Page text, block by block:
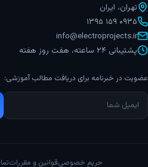
تهران، ایران
۰۹۳۵ ۱۵۹ ۱۳۹۵
info@electroprojects.ir
پشتیبانی ۲۴ ساعته، هفت روز هفته
عضویت در خبرنامه برای دریافت مطالب آموزشی:
حریم خصوصیقوانین و مقررات